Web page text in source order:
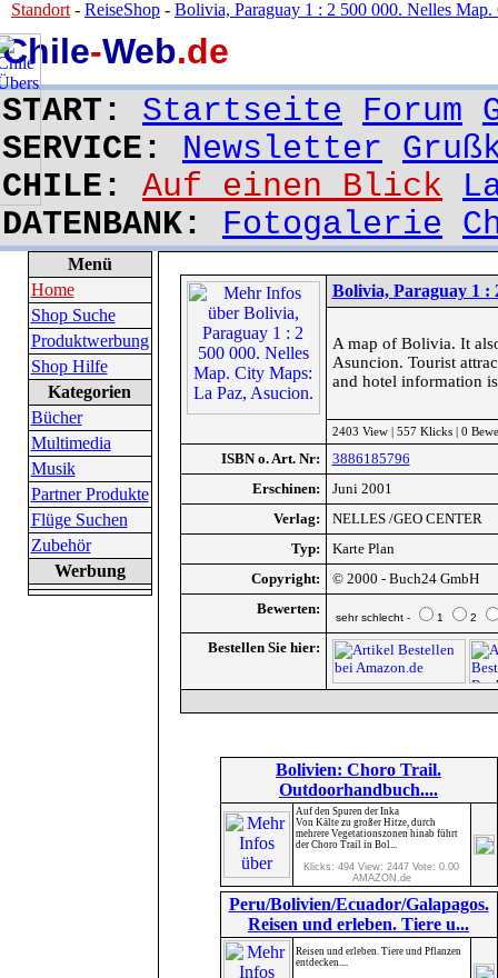
Chile-Web.de
START: Startseite Forum
SERVICE: Newsletter
CHILE: Auf einen Blick
DATENBANK: Fotogalerie
Standort - ReiseShop - Bolivia, Paraguay 1 : 2 500 000. Nelles
Menü
Home
Shop Suche
Produktwerbung
Shop Hilfe
Kategorien
Bücher
Multimedia
Musik
Partner Produkte
Flüge Suchen
Zubehör
Werbung
Bolivia, Paraguay 1 :
A map of Bolivia. It
Asuncion. Tourist
and hotel information
2403 View | 557 Klicks | 0
ISBN o. Art. Nr:
3886185796
Erschinen:
Juni 2001
Verlag:
NELLES /GEO CENTER
Typ:
Karte Plan
Copyright:
© 2000 - Buch24 GmbH
Bewerten:
sehr schlecht - 1 2
Bestellen Sie hier:
Bolivien: Choro Trail.
Outdoorhandbuch....
Auf den Spuren der Inka
Von Kälte zu großer Hitze, durch
mehrere Vegetationszonen hinab führt
der Choro Trail in Bol...
Klicks: 494 View: 2447 Vote: 0.00
AMAZON.de
Peru/Bolivien/Ecuador/Galapagos.
Reisen und erleben. Tiere u...
Reisen und erleben. Tiere und Pflanzen
entdecken....